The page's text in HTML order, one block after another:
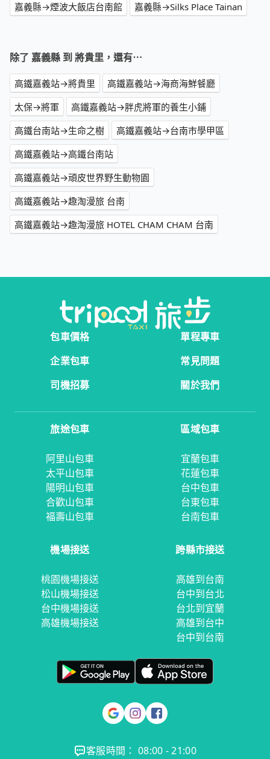
嘉義縣→煙波大飯店台南館
嘉義縣→Silks Place Tainan
除了 嘉義縣 到 將貴里，還有⋯
高鐵嘉義站→將貴里
高鐵嘉義站→海商海鮮餐廳
太保→將軍
高鐵嘉義站→胖虎將軍的養生小鋪
高鐵台南站→生命之樹
高鐵嘉義站→台南市學甲區
高鐵嘉義站→高鐵台南站
高鐵嘉義站→頑皮世界野生動物園
高鐵嘉義站→趣淘漫旅 台南
高鐵嘉義站→趣淘漫旅 HOTEL CHAM CHAM 台南
包車價格
單程專車
企業包車
常見問題
司機招募
關於我們
旅途包車
阿里山包車
太平山包車
陽明山包車
合歡山包車
福壽山包車
區域包車
宜蘭包車
花蓮包車
台中包車
台東包車
台南包車
機場接送
桃園機場接送
松山機場接送
台中機場接送
高雄機場接送
跨縣市接送
高雄到台南
台中到台北
台北到宜蘭
高雄到台中
台中到台南
客服時間： 08:00 - 21:00